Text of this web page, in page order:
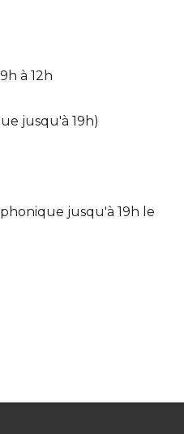
à 12h
jusqu'à 19h)
jusqu'à 19h le